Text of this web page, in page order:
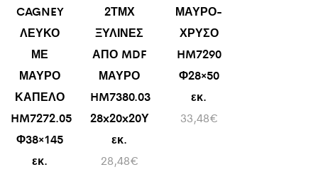
CAGNEY
ΛΕΥΚΟ
ΜΕ
ΜΑΥΡΟ
ΚΑΠΕΛΟ
HM7272.05
Φ38×145
εκ.
2ΤΜΧ
ΞΥΛΙΝΕΣ
ΑΠΟ MDF
ΜΑΥΡΟ
HM7380.03
28x20x20Υ
εκ.
28,48€
ΜΑΥΡΟ-
ΧΡΥΣΟ
HM7290
Φ28×50
εκ.
33,48€